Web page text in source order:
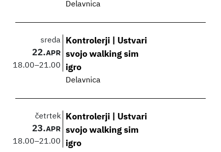
Delavnica
sreda
22.APR
18.00–21.00
Kontrolerji | Ustvari
svojo walking sim
igro
Delavnica
četrtek
23.APR
18.00–21.00
Kontrolerji | Ustvari
svojo walking sim
igro